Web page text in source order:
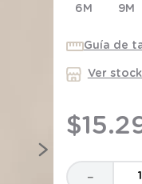
6M 9M
Guía de
Ver
$15.
－